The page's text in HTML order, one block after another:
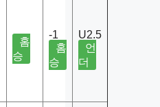
홈
승
-1
홈
승
U2.5
언
더